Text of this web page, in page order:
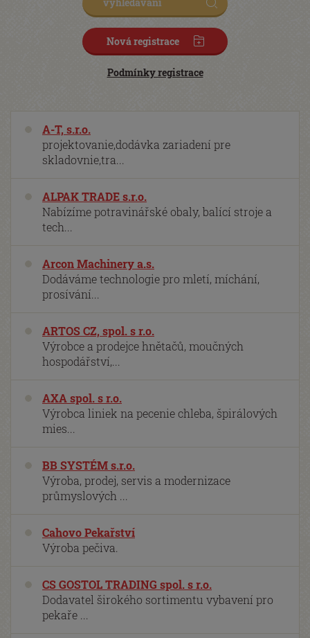
Nová registrace
Podmínky registrace
A-T, s.r.o.
projektovanie,dodávka zariadení pre
skladovnie,tra...
ALPAK TRADE s.r.o.
Nabízíme potravinářské obaly, balící stroje a
tech...
Arcon Machinery a.s.
Dodáváme technologie pro mletí, míchání,
prosívání...
ARTOS CZ, spol. s r.o.
Výrobce a prodejce hnětačů, moučných
hospodářství,...
AXA spol. s r.o.
Výrobca liniek na pecenie chleba, špirálových
mies...
BB SYSTÉM s.r.o.
Výroba, prodej, servis a modernizace
průmyslových ...
Cahovo Pekařství
Výroba pečiva.
CS GOSTOL TRADING spol. s r.o.
Dodavatel širokého sortimentu vybavení pro
pekaře ...